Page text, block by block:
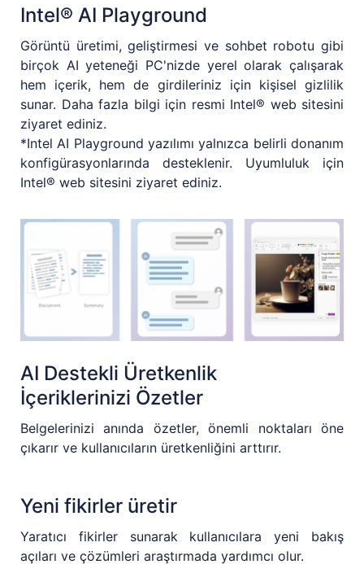
Intel® AI Playground
Görüntü üretimi, geliştirmesi ve sohbet robotu gibi
birçok AI yeteneği PC'nizde yerel olarak çalışarak
hem içerik, hem de girdileriniz için kişisel gizlilik
sunar. Daha fazla bilgi için resmi Intel® web sitesini
ziyaret ediniz.
*Intel AI Playground yazılımı yalnızca belirli donanım
konfigürasyonlarında desteklenir. Uyumluluk için
Intel® web sitesini ziyaret ediniz.
AI Destekli Üretkenlik
İçeriklerinizi Özetler
Belgelerinizi anında özetler, önemli noktaları öne
çıkarır ve kullanıcıların üretkenliğini arttırır.
Yeni fikirler üretir
Yaratıcı fikirler sunarak kullanıcılara yeni bakış
açıları ve çözümleri araştırmada yardımcı olur.